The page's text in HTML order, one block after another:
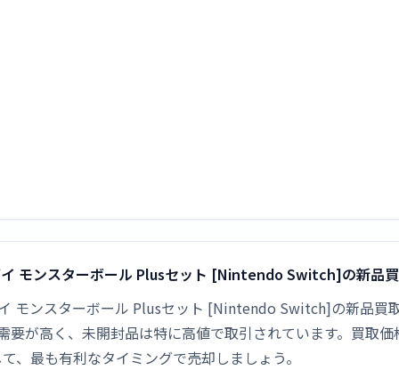
モンスターボール Plusセット [Nintendo Switch]の新品
モンスターボール Plusセット [Nintendo Switch]の新品買
が高く、未開封品は特に高値で取引されています。買取
、最も有利なタイミングで売却しましょう。